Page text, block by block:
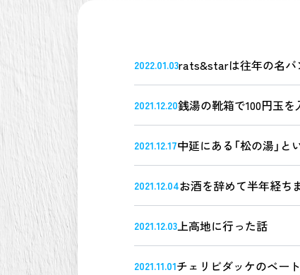
2022.01.03rats&starは往年の名バ
2021.12.20銭湯の靴箱で100円玉
2021.12.17中延にある「松の湯」
2021.12.04お酒を辞めて半年経ち
2021.12.03上高地に行った話
2021.11.01チェリビダッケのベー